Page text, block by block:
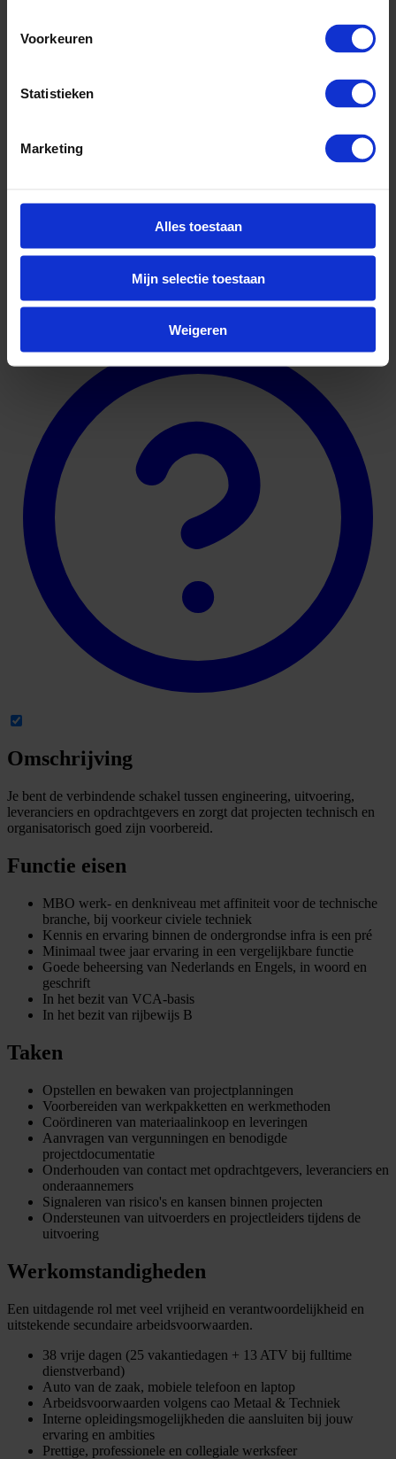
Voorkeuren
Statistieken
Marketing
Alles toestaan
Mijn selectie toestaan
Weigeren
Meer over Hanab
Omschrijving
Je bent de verbindende schakel tussen engineering, uitvoering,
leveranciers en opdrachtgevers en zorgt dat projecten technisch en
organisatorisch goed zijn voorbereid.
Functie eisen
MBO werk- en denkniveau met affiniteit voor de technische
branche, bij voorkeur civiele techniek
Kennis en ervaring binnen de ondergrondse infra is een pré
Minimaal twee jaar ervaring in een vergelijkbare functie
Goede beheersing van Nederlands en Engels, in woord en
geschrift
In het bezit van VCA-basis
In het bezit van rijbewijs B
Taken
Opstellen en bewaken van projectplanningen
Voorbereiden van werkpakketten en werkmethoden
Coördineren van materiaalinkoop en leveringen
Aanvragen van vergunningen en benodigde
projectdocumentatie
Onderhouden van contact met opdrachtgevers, leveranciers en
onderaannemers
Signaleren van risico's en kansen binnen projecten
Ondersteunen van uitvoerders en projectleiders tijdens de
uitvoering
Werkomstandigheden
Een uitdagende rol met veel vrijheid en verantwoordelijkheid en
uitstekende secundaire arbeidsvoorwaarden.
38 vrije dagen (25 vakantiedagen + 13 ATV bij fulltime
dienstverband)
Auto van de zaak, mobiele telefoon en laptop
Arbeidsvoorwaarden volgens cao Metaal & Techniek
Interne opleidingsmogelijkheden die aansluiten bij jouw
ervaring en ambities
Prettige, professionele en collegiale werksfeer